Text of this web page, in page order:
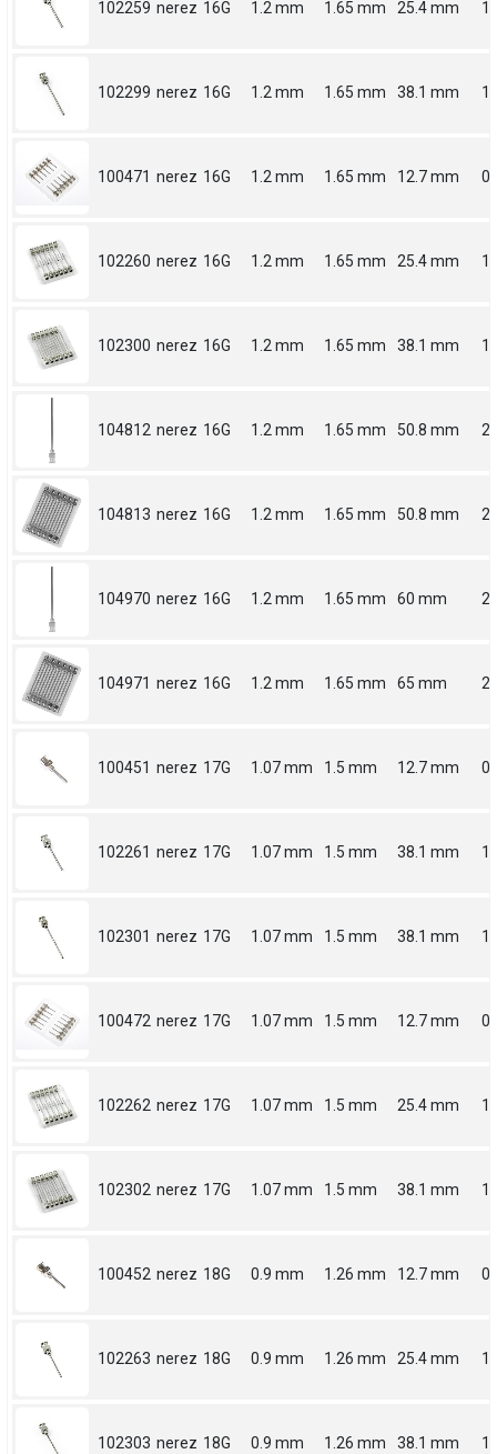
102259 nerez 16G 1.2 mm 1.65 mm 25.4 mm 1
102299 nerez 16G 1.2 mm 1.65 mm 38.1 mm
100471 nerez 16G 1.2 mm 1.65 mm 12.7 mm
102260 nerez 16G 1.2 mm 1.65 mm 25.4 mm 1
102300 nerez 16G 1.2 mm 1.65 mm 38.1 mm
104812 nerez 16G 1.2 mm 1.65 mm 50.8 mm 2
104813 nerez 16G 1.2 mm 1.65 mm 50.8 mm 2
104970 nerez 16G 1.2 mm 1.65 mm 60 mm
104971 nerez 16G 1.2 mm 1.65 mm 65 mm
100451 nerez 17G 1.07 mm 1.5 mm 12.7 mm
102261 nerez 17G 1.07 mm 1.5 mm 38.1 mm
102301 nerez 17G 1.07 mm 1.5 mm 38.1 mm
100472 nerez 17G 1.07 mm 1.5 mm 12.7 mm
102262 nerez 17G 1.07 mm 1.5 mm 25.4 mm 1
102302 nerez 17G 1.07 mm 1.5 mm 38.1 mm
100452 nerez 18G 0.9 mm 1.26 mm 12.7 mm
102263 nerez 18G 0.9 mm 1.26 mm 25.4 mm 1
102303 nerez 18G 0.9 mm 1.26 mm 38.1 mm